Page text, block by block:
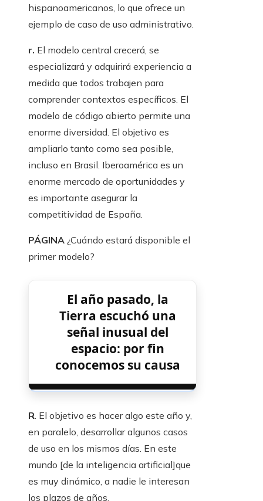
hispanoamericanos, lo que ofrece un
ejemplo de caso de uso administrativo.
r. El modelo central crecerá, se
especializará y adquirirá experiencia a
medida que todos trabajen para
comprender contextos específicos. El
modelo de código abierto permite una
enorme diversidad. El objetivo es
ampliarlo tanto como sea posible,
incluso en Brasil. Iberoamérica es un
enorme mercado de oportunidades y
es importante asegurar la
competitividad de España.
PÁGINA ¿Cuándo estará disponible el
primer modelo?
El año pasado, la
Tierra escuchó una
señal inusual del
espacio: por fin
conocemos su causa
R. El objetivo es hacer algo este año y,
en paralelo, desarrollar algunos casos
de uso en los mismos días. En este
mundo [de la inteligencia artificial]que
es muy dinámico, a nadie le interesan
los plazos de años.